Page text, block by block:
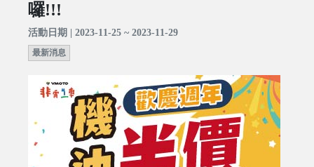
囉!!!
活動日期 | 2023-11-25 ~ 2023-11-29
最新消息